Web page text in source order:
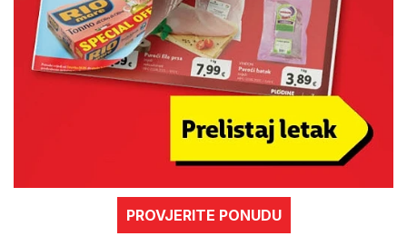
PROVJERITE PONUDU